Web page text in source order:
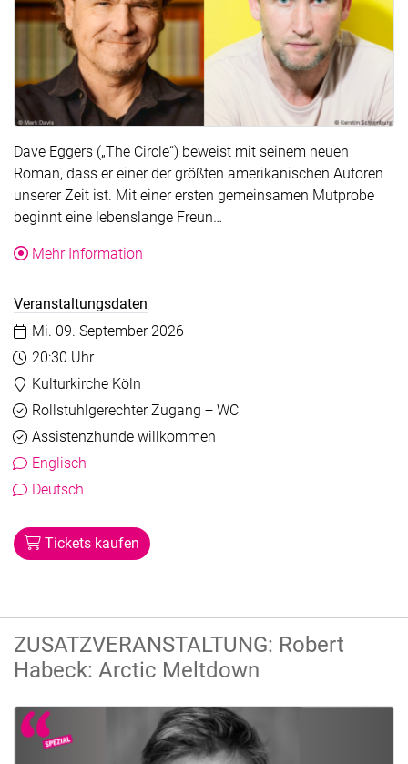
Dave Eggers („The Circle“) beweist mit seinem neuen
Roman, dass er einer der größten amerikanischen Autoren
unserer Zeit ist. Mit einer ersten gemeinsamen Mutprobe
beginnt eine lebenslange Freun…
Mehr Information
Veranstaltungsdaten
Datum:
Mi. 09. September 2026
Uhrzeit:
20:30 Uhr
Veranstaltungsort:
Kulturkirche Köln
Barrierefreiheit
Rollstuhlgerechter Zugang + WCVerfügbar
Assistenzhunde willkommen
Englisch
Deutsch
Tickets kaufen
ZUSATZVERANSTALTUNG: Robert
Habeck: Arctic Meltdown